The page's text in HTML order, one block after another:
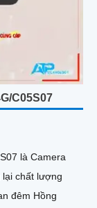
C05S07
là Camera
lại chất lượng